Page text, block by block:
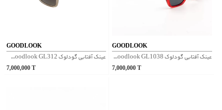
GOODLOOK
عینک آفتابی گودلوک Goodlook GL312 - کرم
7,000,000T
GOODLOOK
عینک آفتابی گودلوک Goodlook GL1038 - قرمز
7,000,000 T